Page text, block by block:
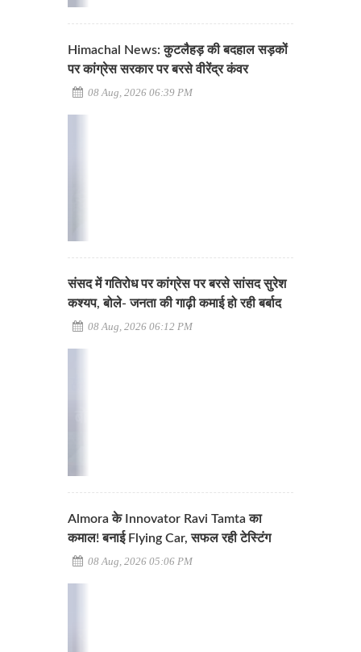
Himachal News: कुटलैहड़ की बदहाल सड़कों
पर कांग्रेस सरकार पर बरसे वीरेंद्र कंवर
08 Aug, 2026 06:39 PM
संसद में गतिरोध पर कांग्रेस पर बरसे सांसद सुरेश
कश्यप, बोले- जनता की गाढ़ी कमाई हो रही बर्बाद
08 Aug, 2026 06:12 PM
Almora के Innovator Ravi Tamta का
कमाल! बनाई Flying Car, सफल रही टेस्टिंग
08 Aug, 2026 05:06 PM